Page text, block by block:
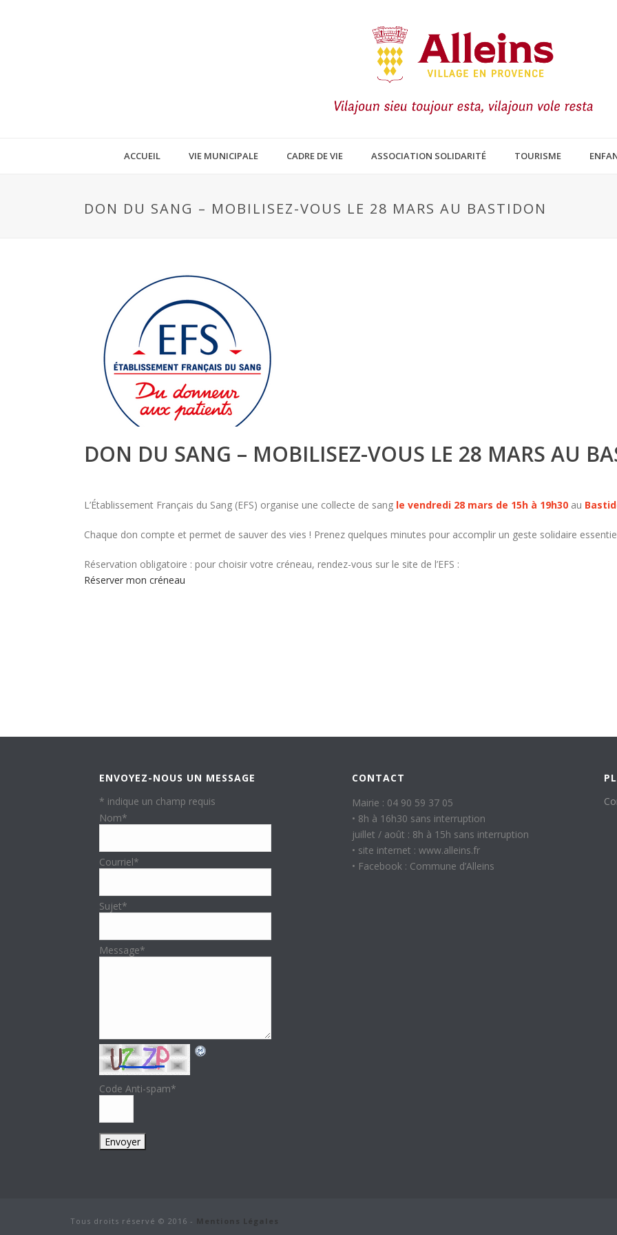
ACCUEIL VIE MUNICIPALE CADRE DE VIE ASSOCIATION SOLIDARITÉ TOURISME
DON DU SANG – MOBILISEZ-VOUS LE 28 MARS AU BASTIDON
DON DU SANG – MOBILISEZ-VOUS LE 28 MARS AU
L’Établissement Français du Sang (EFS) organise une collecte de sang le vendredi 28 mars de 15h à 19h30 au
Chaque don compte et permet de sauver des vies ! Prenez quelques minutes pour accomplir un geste solidaire
Réservation obligatoire : pour choisir votre créneau, rendez-vous sur le site de l’EFS :
Réserver mon créneau
ENVOYEZ-NOUS UN MESSAGE
* indique un champ requis
Nom*
Courriel*
Sujet*
Message*
Code Anti-spam*
CONTACT
Mairie : 04 90 59 37 05
• 8h à 16h30 sans interruption
juillet / août : 8h à 15h sans interruption
• site internet : www.alleins.fr
• Facebook : Commune d’Alleins
Tous droits réservé © 2016 - Mentions Légales